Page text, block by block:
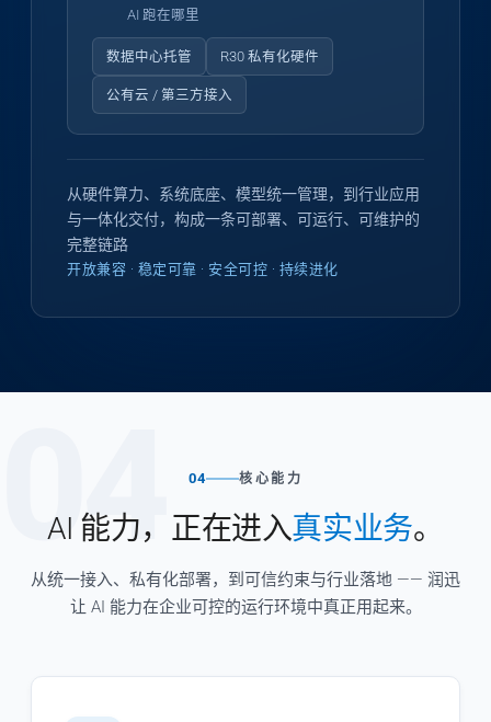
AI 跑在哪里
数据中心托管 R30 私有化硬件
公有云 / 第三方接入
从硬件算力、系统底座、模型统一管理，到行业应用
与一体化交付，构成一条可部署、可运行、可维护的
完整链路
开放兼容 · 稳定可靠 · 安全可控 · 持续进化
04 04 核心能力
AI 能力，正在进入真实业务。
从统一接入、私有化部署，到可信约束与行业落地 —— 润迅
让 AI 能力在企业可控的运行环境中真正用起来。